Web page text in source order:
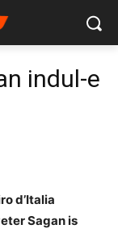
indul-e
d’Italia
Sagan is